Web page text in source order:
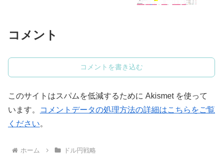
コメント
コメントを書き込む
このサイトはスパムを低減するために Akismet を使って
います。
コメントデータの処理方法の詳細はこちらをご覧
ください。
ホーム ドル円戦略